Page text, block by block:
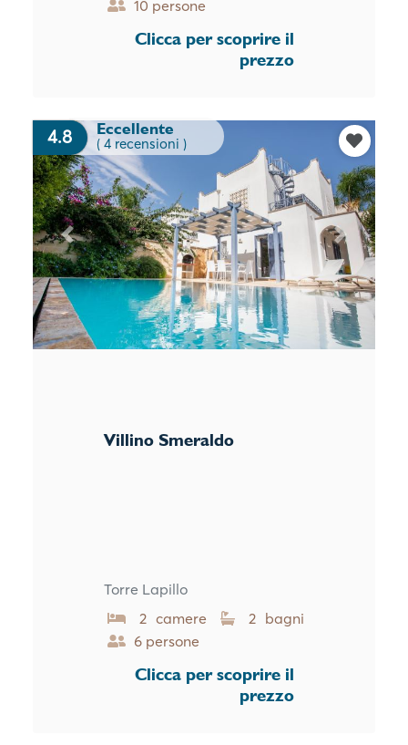
10 persone
Clicca per scoprire il
prezzo
4.8 Eccellente
( 4 recensioni )
Previous Next
Villino Smeraldo
Torre Lapillo
2 camere
2 bagni
6 persone
Clicca per scoprire il
prezzo